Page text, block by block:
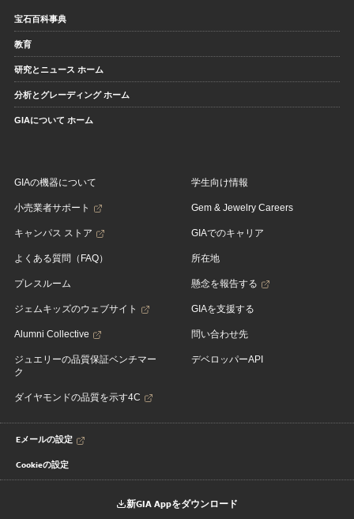
宝石百科事典
教育
研究とニュース ホーム
分析とグレーディング ホーム
GIAについて ホーム
GIAの機器について
小売業者サポート
キャンパス ストア
よくある質問（FAQ）
プレスルーム
ジェムキッズのウェブサイト
Alumni Collective
ジュエリーの品質保証ベンチマー
ク
ダイヤモンドの品質を示す4C
学生向け情報
Gem & Jewelry Careers
GIAでのキャリア
所在地
懸念を報告する
GIAを支援する
問い合わせ先
デベロッパーAPI
Eメールの設定
Cookieの設定
新GIA Appをダウンロード